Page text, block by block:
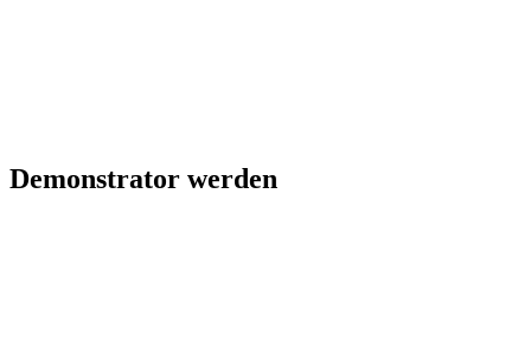
Demonstrator werden